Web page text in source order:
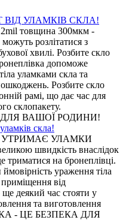
УЛАМКІВ СКЛА!
товщина 300мкм -
розлітатися з
хвилі. Розбите скло
допоможе
уламками скла та
Розбите скло
рамі, що дає час для
склопакету.
ВАШОЇ РОДИНИ!
скла!
- УТРИМАЄ УЛАМКИ
швидкість внаслідок
триматися на бронеплівці.
ураження тіла
від
деякий час стояти у
та виготовлення
- ЦЕ БЕЗПЕКА ДЛЯ